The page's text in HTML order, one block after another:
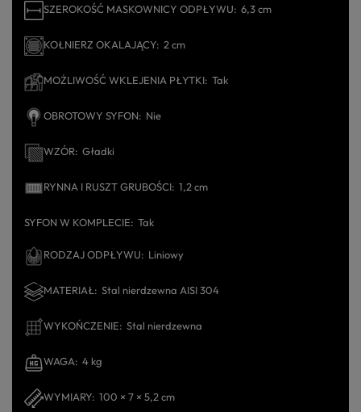
SZEROKOŚĆ MASKOWNICY ODPŁYWU 6,3 cm
KOŁNIERZ OKALAJĄCY 2 cm
MOŻLIWOŚĆ WKLEJENIA PŁYTKI Tak
OBROTOWY SYFON Nie
WZÓR Gładki
RYNNA I RUSZT GRUBOŚCI 1,2 cm
SYFON W KOMPLECIE Tak
RODZAJ ODPŁYWU Liniowy
MATERIAŁ Stal nierdzewna AISI 304
WYKOŃCZENIE Stal nierdzewna
WAGA 4 kg
WYMIARY 100 × 7 × 5,2 cm